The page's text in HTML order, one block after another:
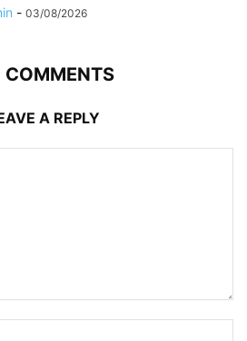
- 03/08/2026
COMMENTS
A REPLY